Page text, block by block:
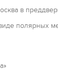
в
полярных